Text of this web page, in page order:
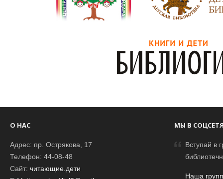
О НАС
Адрес: пр. Острякова, 17
Телефон: 44-08-48
Сайт: читающие.дети
МЫ В
Вступай в
Наша